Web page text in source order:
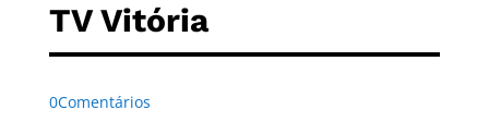
TV Vitória
0Comentários